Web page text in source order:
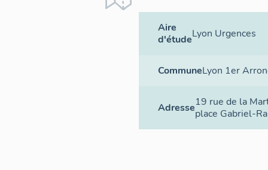
Aire
d'étudeLyon Urgences
CommuneLyon 1er
Adresse19 rue de la
place Gabriel-